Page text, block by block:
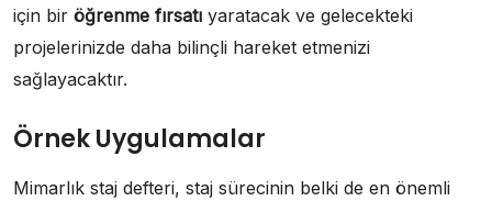
için bir öğrenme fırsatı yaratacak ve gelecekteki
projelerinizde daha bilinçli hareket etmenizi
sağlayacaktır.
Örnek Uygulamalar
Mimarlık staj defteri, staj sürecinin belki de en önemli